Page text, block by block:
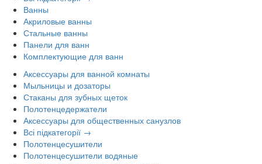
Ванны
Акриловые ванны
Стальные ванны
Панели для ванн
Комплектующие для ванн
Аксессуары для ванной комнаты
Мыльницы и дозаторы
Стаканы для зубных щеток
Полотенцедержатели
Аксессуары для общественных санузлов
Всі підкатегорії →
Полотенцесушители
Полотенцесушители водяные